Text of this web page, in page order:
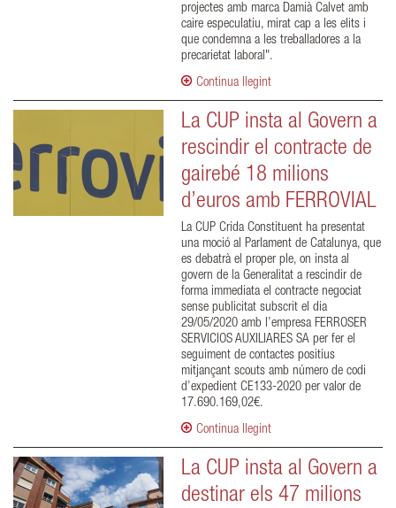
projectes amb marca Damià Calvet amb
caire especulatiu, mirat cap a les elits i
que condemna a les treballadores a la
precarietat laboral".
Continua llegint
La CUP insta al Govern a
rescindir el contracte de
gairebé 18 milions
d’euros amb FERROVIAL
La CUP Crida Constituent ha presentat
una moció al Parlament de Catalunya, que
es debatrà el proper ple, on insta al
govern de la Generalitat a rescindir de
forma immediata el contracte negociat
sense publicitat subscrit el dia
29/05/2020 amb l’empresa FERROSER
SERVICIOS AUXILIARES SA per fer el
seguiment de contactes positius
mitjançant scouts amb número de codi
d’expedient CE133-2020 per valor de
17.690.169,02€.
Continua llegint
La CUP insta al Govern a
destinar els 47 milions